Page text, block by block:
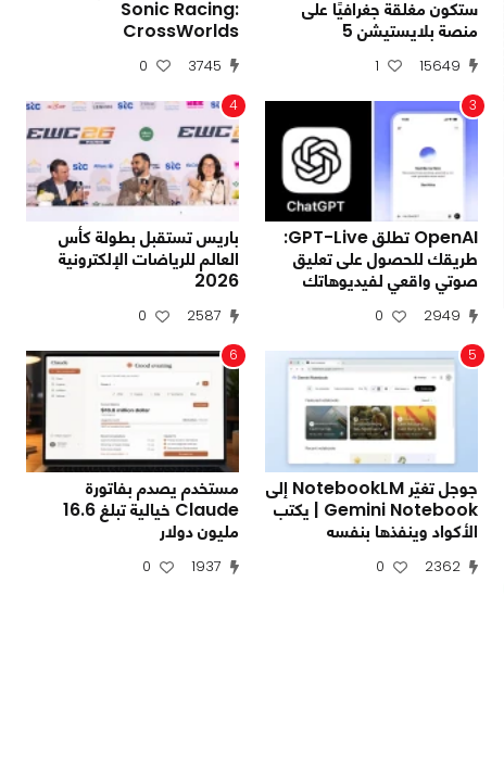
ستكون مغلقة جغرافيًا على
منصة بلايستيشن 5
15649
1
Sonic Racing:
CrossWorlds
3745
0
3
OpenAI تطلق GPT-Live:
طريقك للحصول على تعليق
صوتي واقعي لفيديوهاتك
2949
0
4
باريس تستقبل بطولة كأس
العالم للرياضات الإلكترونية
2026
2587
0
5
جوجل تغيّر NotebookLM إلى
Gemini Notebook | يكتب
الأكواد وينفذها بنفسه
2362
0
6
مستخدم يصدم بفاتورة
Claude خيالية تبلغ 16.6
مليون دولار
1937
0